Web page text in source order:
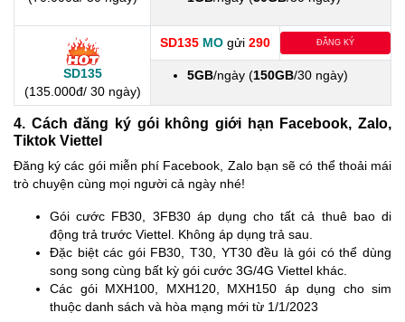
SD135
(135.000đ/ 30 ngày)
SD135 MO gửi 290 ĐĂNG KÝ
5GB/ngày (150GB/30 ngày)
4. Cách đăng ký gói không giới hạn Facebook, Zalo,
Tiktok Viettel
Đăng ký các gói miễn phí Facebook, Zalo bạn sẽ có thể thoải mái
trò chuyện cùng mọi người cả ngày nhé!
Gói cước FB30, 3FB30 áp dụng cho tất cả thuê bao di
động trả trước Viettel. Không áp dụng trả sau.
Đặc biệt các gói FB30, T30, YT30 đều là gói có thể dùng
song song cùng bất kỳ gói cước 3G/4G Viettel khác.
Các gói MXH100, MXH120, MXH150 áp dụng cho sim
thuộc danh sách và hòa mạng mới từ 1/1/2023